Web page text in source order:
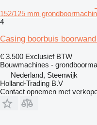
152/125 mm
4
Casing boorbuis
€ 3.500 Exclusief BTW
Bouwmachines -
Nederland, Steenwijk
Holland-Trading B.V
Contact opnemen met